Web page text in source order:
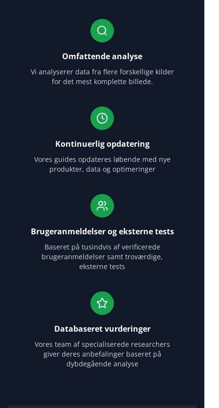
Omfattende analyse
Vi analyserer data fra flere forskellige kilder
for det mest komplette billede.
Kontinuerlig opdatering
Vores guides opdateres løbende med nye
produkter, data og optimeringer
Brugeranmeldelser og eksterne tests
Baseret på tusindvis af verificerede
brugeranmeldelser samt troværdige,
eksterne tests
Databaseret vurderinger
Vores team af specialiserede researchers
giver deres anbefalinger baseret på
dybdegående analyse